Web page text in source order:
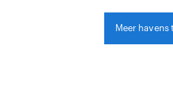
Meer havens